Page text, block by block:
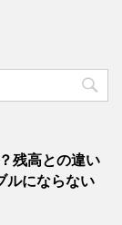
残高との違い
ルにならない